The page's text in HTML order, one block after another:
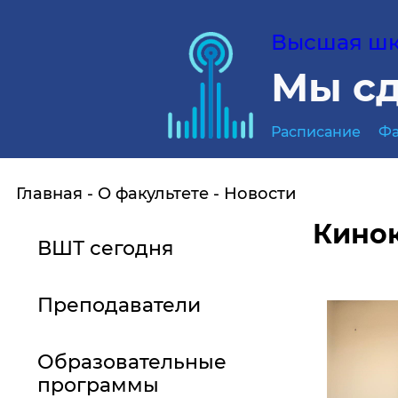
Высшая
Мы
Расписание
Главная О факультете Новости
ВШТ сегодня
Преподаватели
Образовательные
программы